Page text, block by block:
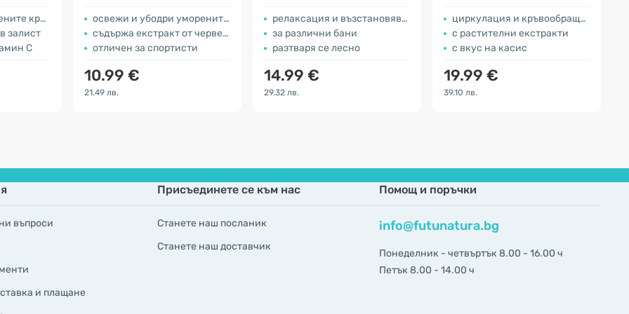
крака
залист
С
освежи и убодри уморените крака
съдържа екстракт от червени лозови листа и див кестен
отличен за спортисти
10.99 €
21.49 лв.
релаксация и възстановяване
за различни бани
разтваря се лесно
14.99 €
29.32 лв.
циркулация и кръвообращение
с растителни екстракти
с вкус на касис
19.99 €
39.10 лв.
въпроси
и плащане
Присъединете се към нас
Станете наш посланик
Станете наш доставчик
Помощ и поръчки
info@futunatura.bg
Понеделник - четвъртък 8.00 - 16.00 ч
Петък 8.00 - 14.00 ч